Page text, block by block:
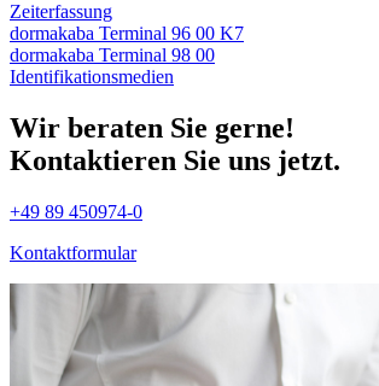
Zeiterfassung
dormakaba Terminal 96 00 K7
dormakaba Terminal 98 00
Identifikations­medien
Wir beraten Sie gerne!
Kontaktieren Sie uns jetzt.
+49 89 450974-0
Kontaktformular